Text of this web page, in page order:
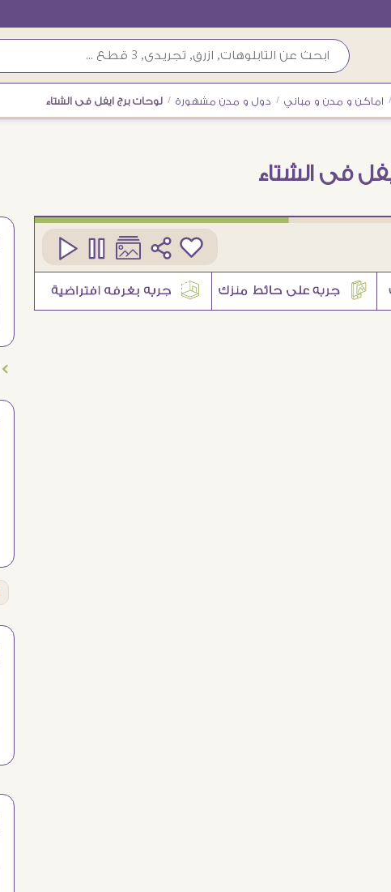
/ اماكن و مدن و مباني / دول و مدن مشهورة / لوحات برج ايفل فى الشتاء
فى الشتاء
1
Ö